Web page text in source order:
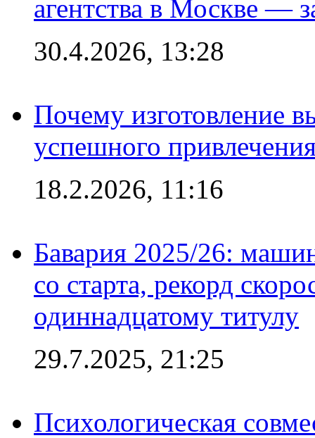
агентства в Москве —
30.4.2026, 13:28
Почему изготовление
успешного
18.2.2026, 11:16
Бавария 2025/26:
со старта, рекорд
одиннадцатому титулу
29.7.2025, 21:25
Психологическая